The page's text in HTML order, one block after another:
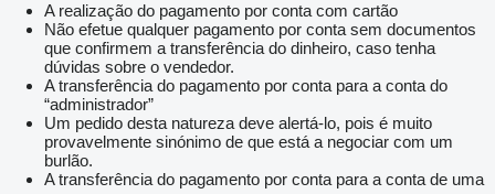
A realização do pagamento por conta com cartão
Não efetue qualquer pagamento por conta sem documentos
que confirmem a transferência do dinheiro, caso tenha
dúvidas sobre o vendedor.
A transferência do pagamento por conta para a conta do
“administrador”
Um pedido desta natureza deve alertá-lo, pois é muito
provavelmente sinónimo de que está a negociar com um
burlão.
A transferência do pagamento por conta para a conta de uma